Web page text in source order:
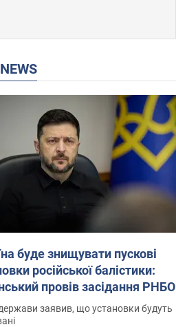
NEWS
буде знищувати пускові
російської балістики:
провів засідання РНБО
заявив, що установки будуть